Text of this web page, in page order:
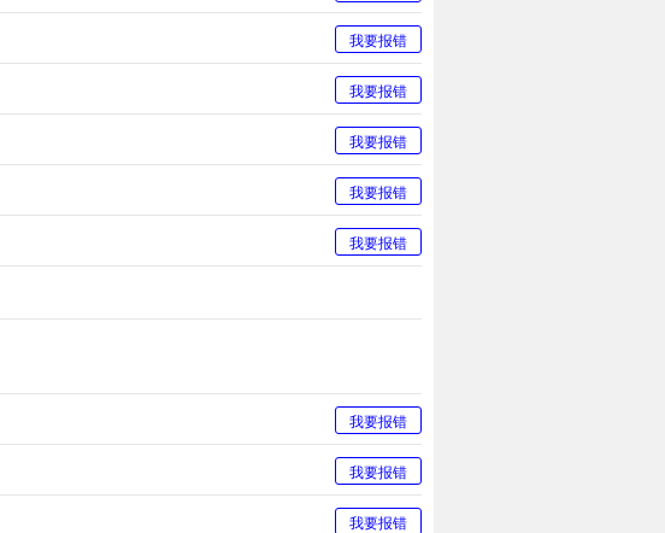
我要报错
我要报错
我要报错
我要报错
我要报错
我要报错
我要报错
我要报错